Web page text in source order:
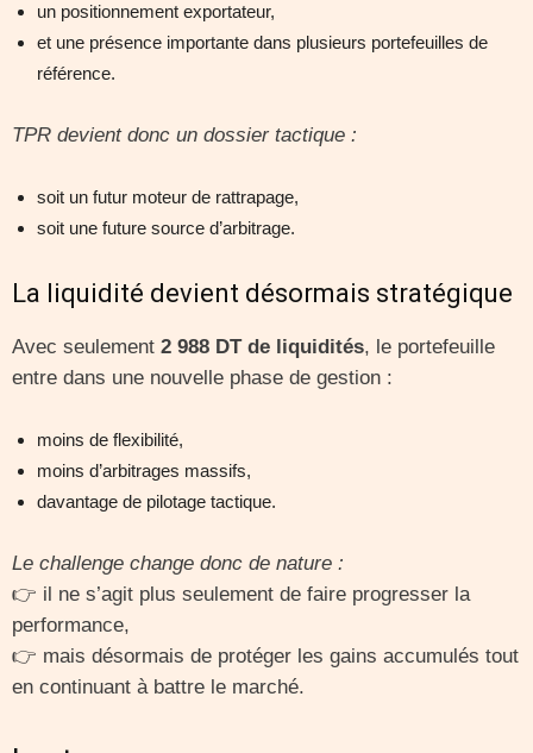
un positionnement exportateur,
et une présence importante dans plusieurs portefeuilles de
référence.
TPR devient donc un dossier tactique :
soit un futur moteur de rattrapage,
soit une future source d’arbitrage.
La liquidité devient désormais stratégique
Avec seulement 2 988 DT de liquidités, le portefeuille
entre dans une nouvelle phase de gestion :
moins de flexibilité,
moins d’arbitrages massifs,
davantage de pilotage tactique.
Le challenge change donc de nature :
👉 il ne s’agit plus seulement de faire progresser la
performance,
👉 mais désormais de protéger les gains accumulés tout
en continuant à battre le marché.